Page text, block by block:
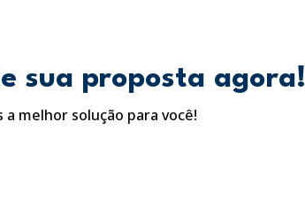
sua proposta agora!
melhor solução para você!